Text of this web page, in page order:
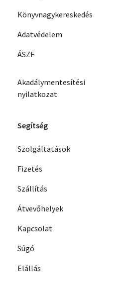
Könyvnagykereskedés
Adatvédelem
ÁSZF
Akadálymentesítési
nyilatkozat
Segítség
Szolgáltatások
Fizetés
Szállítás
Átvevőhelyek
Kapcsolat
Súgó
Elállás